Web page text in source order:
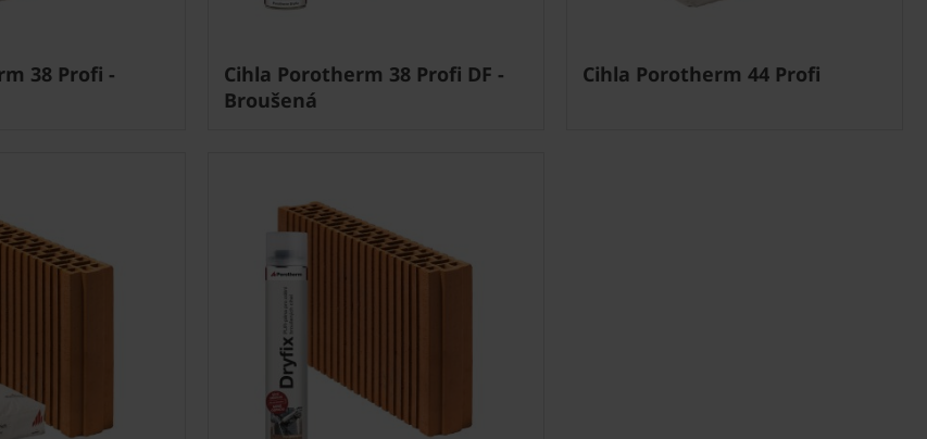
38 Profi -
Cihla Porotherm 38 Profi DF -
Broušená
Cihla Porotherm 44 Profi